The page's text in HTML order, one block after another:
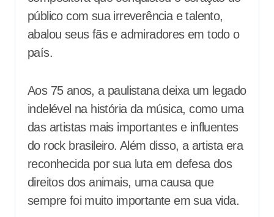
público com sua irreverência e talento,
abalou seus fãs e admiradores em todo o
país.
Aos 75 anos, a paulistana deixa um legado
indelével na história da música, como uma
das artistas mais importantes e influentes
do rock brasileiro. Além disso, a artista era
reconhecida por sua luta em defesa dos
direitos dos animais, uma causa que
sempre foi muito importante em sua vida.